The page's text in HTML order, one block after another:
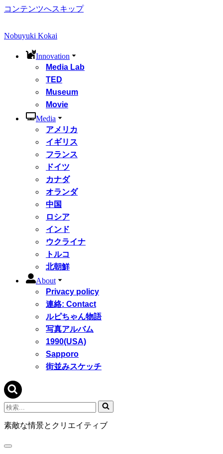
コンテンツへスキップ
Nobuyuki Kokai
Innovation
Media Lab
TED
Museum
Movie
Media
アメリカ
イギリス
フランス
ドイツ
カナダ
オランダ
中国
ロシア
インド
ウクライナ
トルコ
北朝鮮
About
Privacy policy
連絡: Contact
ルピちゃん物語
写真アルバム
1990(USA)
Sapporo
街並みスケッチ
検
索...
素敵な情景とクリエイティブ
ナ